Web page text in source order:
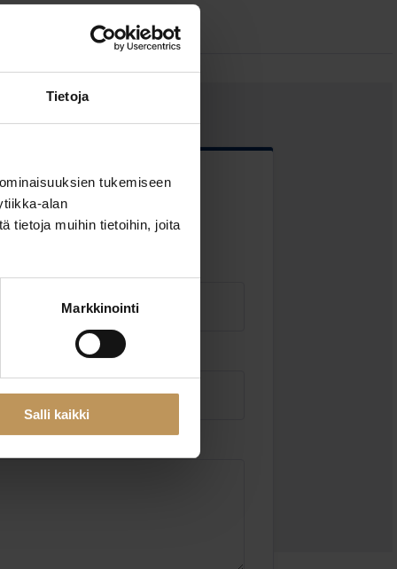
Tietoja
tukemiseen
alan
tietoja muihin tietoihin, joita
Markkinointi
Salli kaikki
Sähköposti*